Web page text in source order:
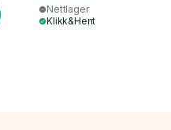
Nettlager
Klikk&Hent